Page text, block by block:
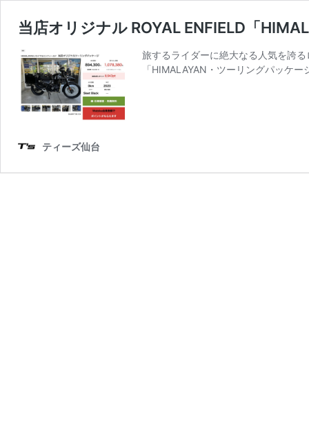
当店オリジナル ROYAL ENFIELD「
旅するライダーに絶大なる人気を誇
「HIMALAYAN・ツーリングパッ
ティーズ仙台